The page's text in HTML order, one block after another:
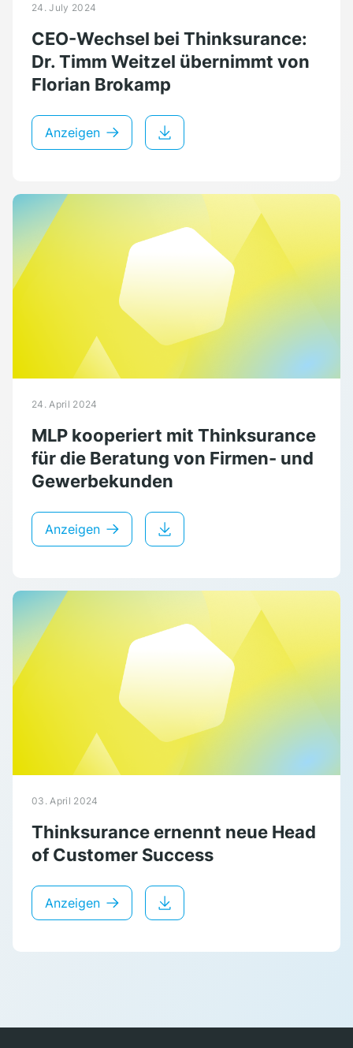
24. July 2024
CEO-Wechsel bei Thinksurance:
Dr. Timm Weitzel übernimmt von
Florian Brokamp
Anzeigen
24. April 2024
MLP kooperiert mit Thinksurance
für die Beratung von Firmen- und
Gewerbekunden
Anzeigen
03. April 2024
Thinksurance ernennt neue Head
of Customer Success
Anzeigen